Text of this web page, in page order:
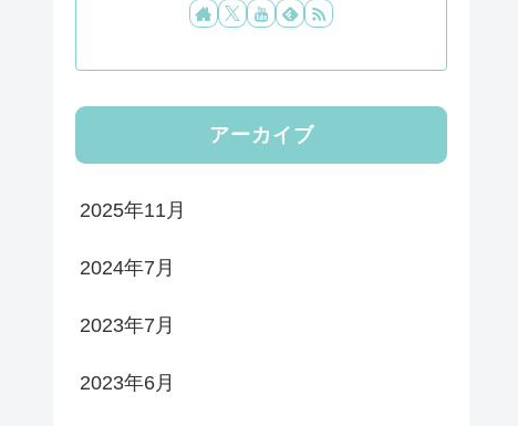
アーカイブ
2025年11月
2024年7月
2023年7月
2023年6月